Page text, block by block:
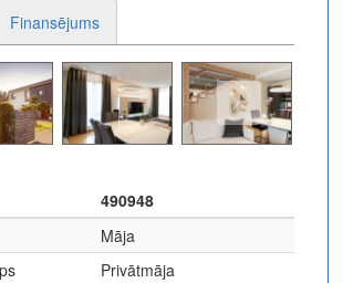
Finansējums
490948
Māja
Privātmāja